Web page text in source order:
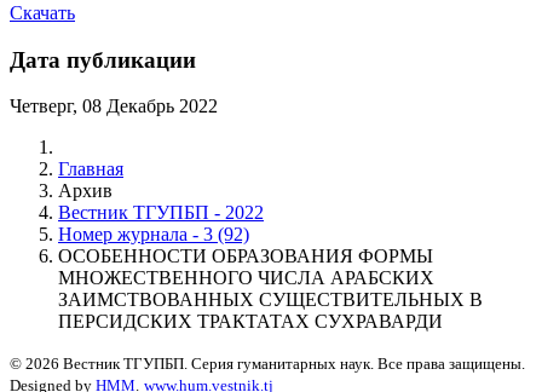
Скачать
Дата публикации
Четверг, 08 Декабрь 2022
Главная
Архив
Вестник ТГУПБП - 2022
Номер журнала - 3 (92)
ОСОБЕННОСТИ ОБРАЗОВАНИЯ ФОРМЫ
МНОЖЕСТВЕННОГО ЧИСЛА АРАБСКИХ
ЗАИМСТВОВАННЫХ СУЩЕСТВИТЕЛЬНЫХ В
ПЕРСИДСКИХ ТРАКТАТАХ СУХРАВАРДИ
© 2026 Вестник ТГУПБП. Серия гуманитарных наук. Все права защищены.
Designed by HMM. www.hum.vestnik.tj